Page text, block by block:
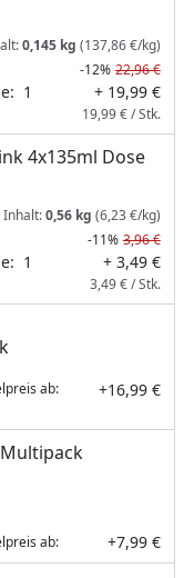
0,145 kg (137,86 €/kg)
-12% 22,96 €
1 + 19,99 €
19,99 € / Stk.
4x135ml Dose
Inhalt:0,56 kg (6,23 €/kg)
-11% 3,96 €
1 + 3,49 €
3,49 € / Stk.
ab: +16,99 €
ab:
+7,99 €